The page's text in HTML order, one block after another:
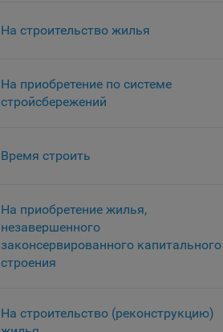
На
На строительство жилья
На приобретение по системе
стройсбережений
Время строить
На приобретение жилья,
незавершенного
законсервированного капитального
строения
На строительство (реконструкцию)